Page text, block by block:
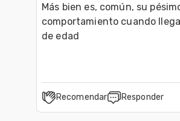
Más bien es, común, su
comportamiento cuando
Recomendar Responder